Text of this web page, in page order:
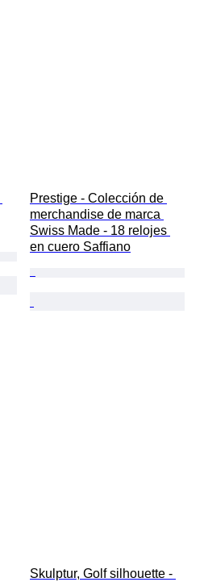
Prestige - Colección de
merchandise de marca
Swiss Made - 18 relojes
en cuero Saffiano
Skulptur, Golf silhouette -